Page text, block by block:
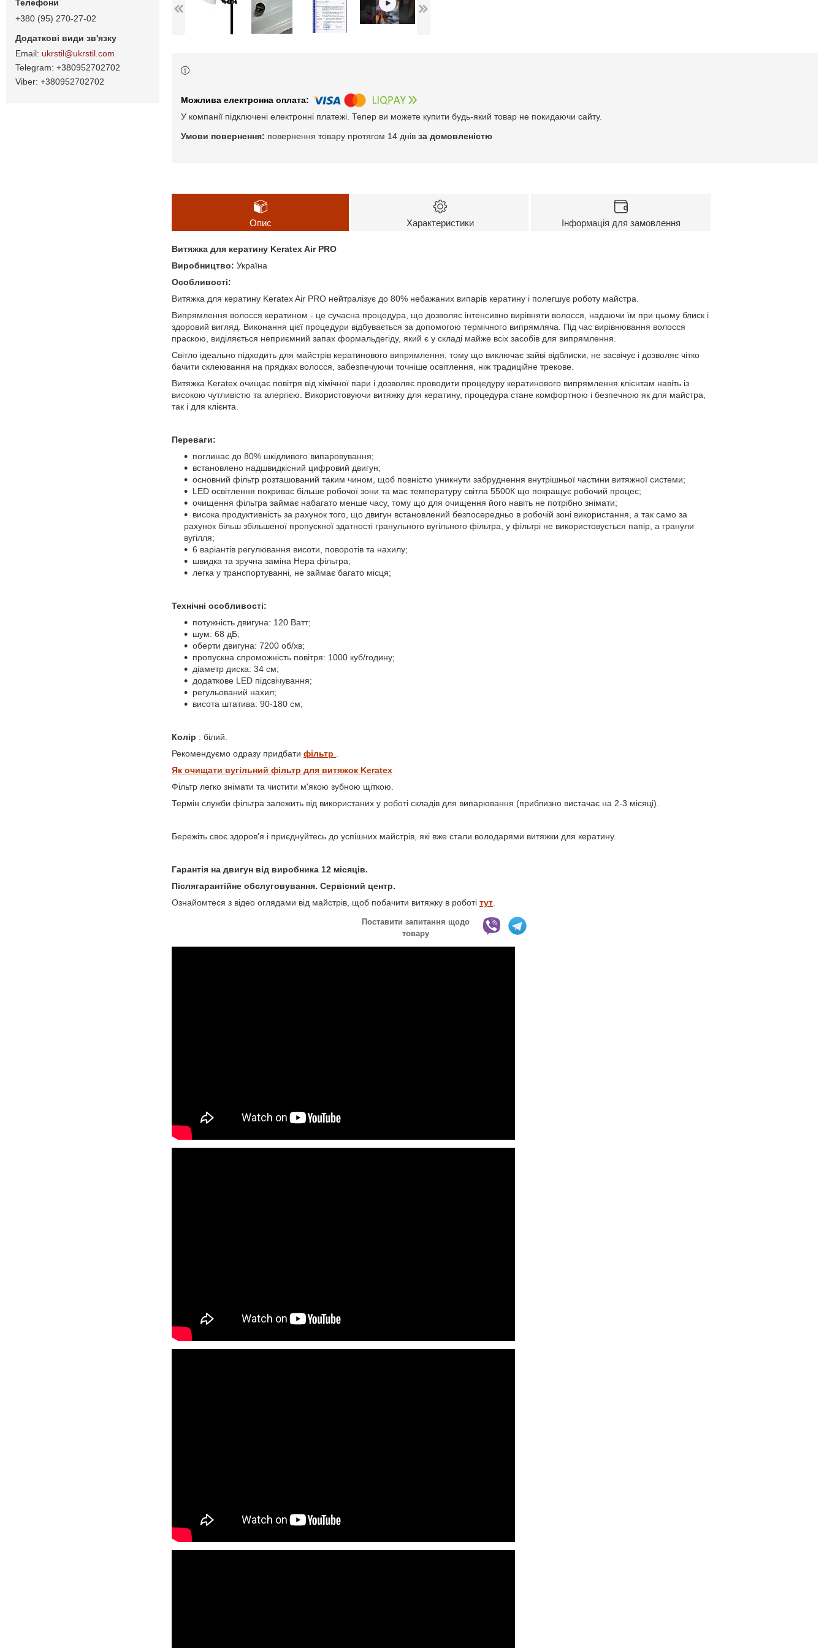
У компанії підключені електронні платежі. Тепер ви можете купити будь-який товар не покидаючи сайту.
повернення товару протягом 14 днів за домовленістю
Опис Характеристики Інформація для замовлення
Витяжка для кератину Keratex Air PRO
Виробництво: Україна
Особливості:
Витяжка для кератину Keratex Air PRO нейтралізує до 80% небажаних випарів кератину і полегшує роботу майстра.
Випрямлення волосся кератином - це сучасна процедура, що дозволяє інтенсивно вирівняти волосся, надаючи їм при цьому блиск і
здоровий вигляд. Виконання цієї процедури відбувається за допомогою термічного випрямляча. Під час вирівнювання волосся
праскою, виділяється неприємний запах формальдегіду, який є у складі майже всіх засобів для випрямлення.
Світло ідеально підходить для майстрів кератинового випрямлення, тому що виключає зайві відблиски, не засвічує і дозволяє чітко
бачити склеювання на прядках волосся, забезпечуючи точніше освітлення, ніж традиційне трекове.
Витяжка Keratex очищає повітря від хімічної пари і дозволяє проводити процедуру кератинового випрямлення клієнтам навіть із
високою чутливістю та алергією. Використовуючи витяжку для кератину, процедура стане комфортною і безпечною як для майстра,
так і для клієнта.
Переваги:
поглинає до 80% шкідливого випаровування;
встановлено надшвидкісний цифровий двигун;
основний фільтр розташований таким чином, щоб повністю уникнути забруднення внутрішньої частини витяжної системи;
LED освітлення покриває більше робочої зони та має температуру світла 5500К що покращує робочий процес;
очищення фільтра займає набагато менше часу, тому що для очищення його навіть не потрібно знімати;
висока продуктивність за рахунок того, що двигун встановлений безпосередньо в робочій зоні використання, а так само за
рахунок більш збільшеної пропускної здатності гранульного вугільного фільтра, у фільтрі не використовується папір, а гранули
вугілля;
6 варіантів регулювання висоти, поворотів та нахилу;
швидка та зручна заміна Hepa фільтра;
легка у транспортуванні, не займає багато місця;
Технічні особливості:
потужність двигуна: 120 Ватт;
шум: 68 дБ;
оберти двигуна: 7200 об/хв;
пропускна спроможність повітря: 1000 куб/годину;
діаметр диска: 34 см;
додаткове LED підсвічування;
регульований нахил;
висота штатива: 90-180 см;
Колір : білий.
Рекомендуємо одразу придбати фільтр
Як очищати вугільний фільтр для витяжок Keratex
Фільтр легко знімати та чистити м'якою зубною щіткою.
Термін служби фільтра залежить від використаних у роботі складів для випарювання (приблизно вистачає на 2-3 місяці).
Бережіть своє здоров'я і приєднуйтесь до успішних майстрів, які вже стали володарями витяжки для кератину.
Гарантія на двигун від виробника 12 місяців.
Післягарантійне обслуговування. Сервісний центр.
Ознайомтеся з відео оглядами від майстрів, щоб побачити витяжку в роботі тут
Поставити запитання щодо
товару
+380 (95) 270-27-02
ukrstil@ukrstil.com
+380952702702
+380952702702